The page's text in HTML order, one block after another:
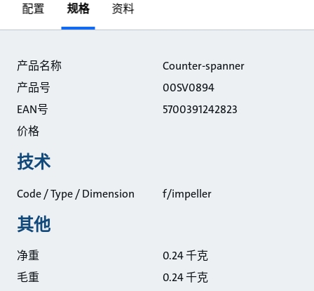
配置 规格 资料
产品名称
Counter-spanner
产品号
00SV0894
EAN号
5700391242823
价格
技术
Code / Type / Dimension f/impeller
其他
净重
0.24 千克
毛重
0.24 千克